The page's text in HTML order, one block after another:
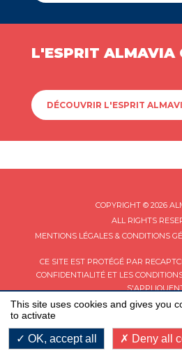
L'ESPRIT ALMAVIA
DÉCOUVRIR L'ESPRIT
COPYRIGHT © 2026
ALL RIGHTS
MENTIONS LÉGALES & CONDITIONS
CE SITE EST PROTÉGÉ PAR
CONFIDENTIALITÉET LES
This site uses cookies and gives you
to activate
OK, accept all Deny all